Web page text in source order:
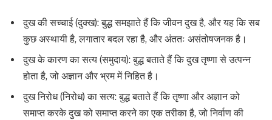
दुख की सच्चाई (दुक्ख): बुद्ध समझाते हैं कि जीवन दुख है, और यह कि सब
कुछ अस्थायी है, लगातार बदल रहा है, और अंततः असंतोषजनक है।
दुख के कारण का सत्य (समुदाय): बुद्ध बताते हैं कि दुख तृष्णा से उत्पन्न
होता है, जो अज्ञान और भ्रम में निहित है।
दुख निरोध (निरोध) का सत्य: बुद्ध बताते हैं कि तृष्णा और अज्ञान को
समाप्त करके दुख को समाप्त करने का एक तरीका है, जो निर्वाण की